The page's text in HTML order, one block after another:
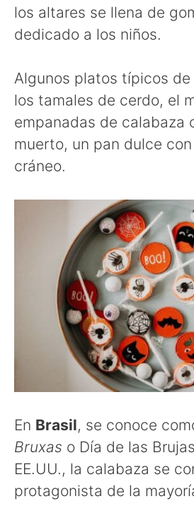
los altares se llena de
dedicado a los niños.
Algunos platos típicos
los tamales de cerdo, el
empanadas de calabaza
muerto, un pan dulce
cráneo.
En Brasil, se conoce
Bruxas o Día de las
EE.UU., la calabaza se
protagonista de la